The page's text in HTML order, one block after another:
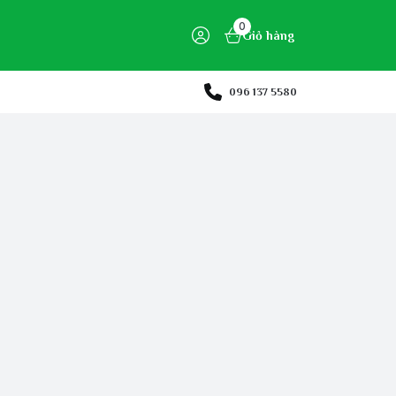
0
Giỏ hàng
096 137 5580